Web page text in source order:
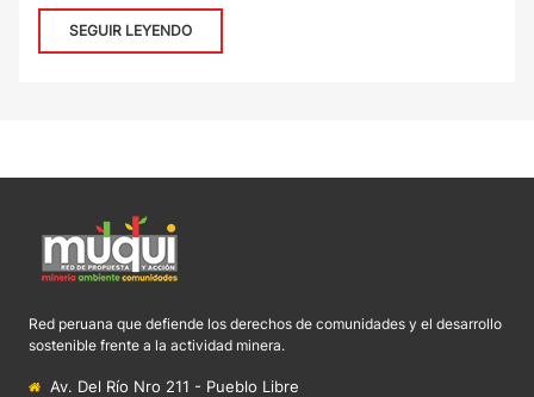
SEGUIR LEYENDO
Red peruana que defiende los derechos de comunidades y el desarrollo
sostenible frente a la actividad minera.
Av. Del Río Nro 211 - Pueblo Libre